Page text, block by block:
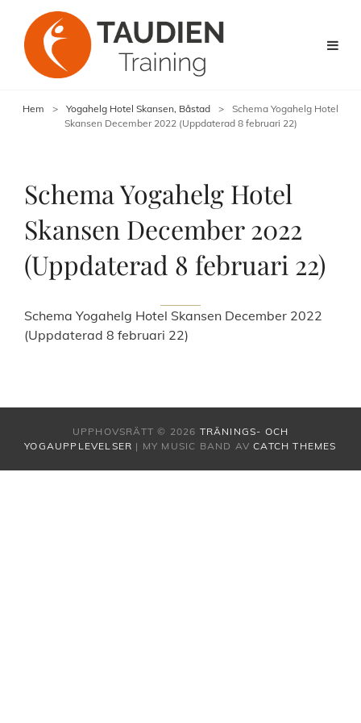
Hem > Yogahelg Hotel Skansen, Båstad >
Schema Yogahelg Hotel
Skansen December 2022 (Uppdaterad 8 februari 22)
Schema Yogahelg Hotel
Skansen December 2022
(Uppdaterad 8 februari 22)
Schema Yogahelg Hotel Skansen December 2022
(Uppdaterad 8 februari 22)
UPPHOVSRÄTT © 2026 TRÄNINGS- OCH
YOGAUPPLEVELSER | MY MUSIC BAND AVCATCH THEMES